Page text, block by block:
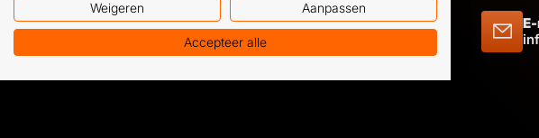
Klantenservice
+31 (0) 85 303 7224
WhatsApp
Weigeren Aanpassen
Accepteer alle